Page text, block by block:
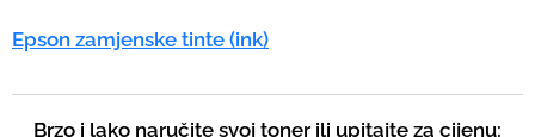
Epson zamjenske tinte (ink)
Brzo i lako naručite svoj toner ili upitajte za cijenu: